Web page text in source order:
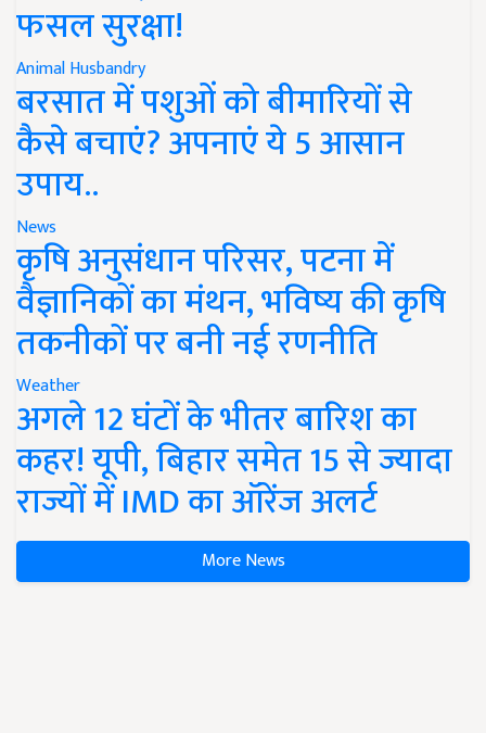
फसल सुरक्षा!
Animal Husbandry
बरसात में पशुओं को बीमारियों से
कैसे बचाएं? अपनाएं ये 5 आसान
उपाय..
News
कृषि अनुसंधान परिसर, पटना में
वैज्ञानिकों का मंथन, भविष्य की कृषि
तकनीकों पर बनी नई रणनीति
Weather
अगले 12 घंटों के भीतर बारिश का
कहर! यूपी, बिहार समेत 15 से ज्यादा
राज्यों में IMD का ऑरेंज अलर्ट
More News